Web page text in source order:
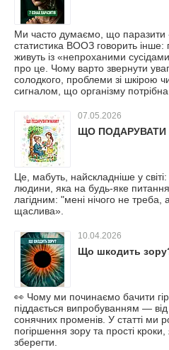
Ми часто думаємо, що паразити
статистика ВООЗ говорить
живуть із «непроханими
про це. Чому варто звернути
солодкого, проблеми зі шкірою
сигналом, що організму
07.05.2026
ЩО ПОДАРУВАТИ
Це, мабуть, найскладніше у
людини, яка на будь-яке
лагідним: "мені нічого не треба,
щаслива».
10.04.2026
Що шкодить
👀 Чому ми починаємо бачити
піддається випробуванням —
сонячних променів. У статті ми
погіршення зору та прості
зберегти.